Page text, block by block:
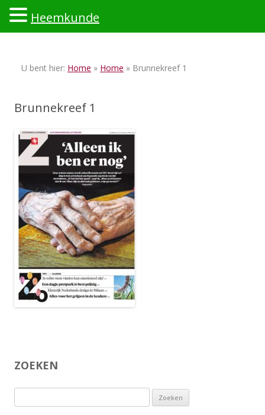
U bent hier: Home » Home » Brunnekreef 1
Brunnekreef 1
ZOEKEN
naar:
Heemkunde